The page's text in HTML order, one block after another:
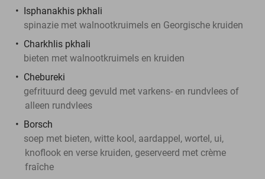
Isphanakhis pkhali
spinazie met walnootkruimels en Georgische kruiden
Charkhlis pkhali
bieten met walnootkruimels en kruiden
Chebureki
gefrituurd deeg gevuld met varkens- en rundvlees of
alleen rundvlees
Borsch
soep met bieten, witte kool, aardappel, wortel, ui,
knoflook en verse kruiden, geserveerd met crème
fraîche